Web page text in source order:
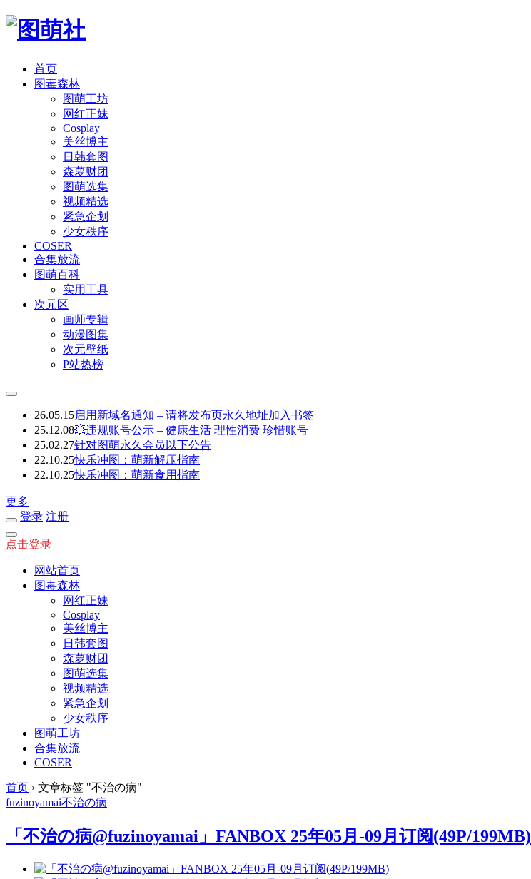
首页
图毒森林
图萌工坊
网红正妹
Cosplay
美丝博主
日韩套图
森萝财团
图萌选集
视频精选
紧急企划
少女秩序
COSER
合集放流
图萌百科
实用工具
次元区
画师专辑
动漫图集
次元壁纸
P站热榜
26.05.15启用新域名通知 – 请将发布页永久地址加入书签
25.12.08💥违规账号公示 – 健康生活 理性消费 珍惜账号
25.02.27针对图萌永久会员以下公告
22.10.25快乐冲图：萌新解压指南
22.10.25快乐冲图：萌新食用指南
更多
登录 注册
点击登录
网站首页
图毒森林
网红正妹
Cosplay
美丝博主
日韩套图
森萝财团
图萌选集
视频精选
紧急企划
少女秩序
图萌工坊
合集放流
COSER
首页 › 文章标签 "不治の病"
fuzinoyamai不治の病
「不治の病@fuzinoyamai」FANBOX 25年05月-09月订阅(49P/199MB)